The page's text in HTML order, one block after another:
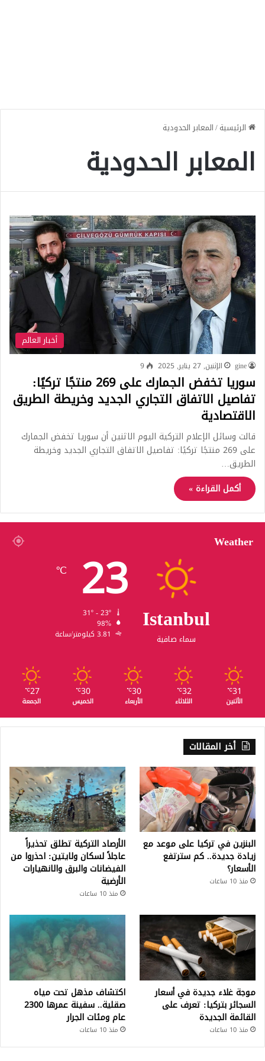
الرئيسية/المعابر الحدودية
المعابر الحدودية
أخبار العالم
gine الإثنين, 27 يناير, 2025 9
سوريا تخفض الجمارك على 269 منتجًا تركيًا:
تفاصيل الاتفاق التجاري الجديد وخريطة الطريق
الاقتصادية
قالت وسائل الإعلام التركية اليوم الاثنين أن سوريا تخفض الجمارك
على 269 منتجًا تركيًا: تفاصيل الاتفاق التجاري الجديد وخريطة
الطريق…
أكمل القراءة »
Weather
Istanbul
سماء صافية
23
℃
98%
3.81 كيلومتر/ساعة
31
℃
الأثنين
32
℃
الثلاثاء
30
℃
الأربعاء
30
℃
الخميس
27
℃
الجمعة
أخر المقالات
البنزين في تركيا على موعد مع
زيادة جديدة.. كم سترتفع
الأسعار؟
منذ 10 ساعات
الأرصاد التركية تطلق تحذيراً
عاجلاً لسكان ولايتين: احذروا من
الفيضانات والبرق والانهيارات
الأرضية
منذ 10 ساعات
موجة غلاء جديدة في أسعار
السجائر بتركيا: تعرف على
القائمة الجديدة
منذ 10 ساعات
اكتشاف مذهل تحت مياه
صقلية.. سفينة عمرها 2300
عام ومئات الجرار
منذ 10 ساعات